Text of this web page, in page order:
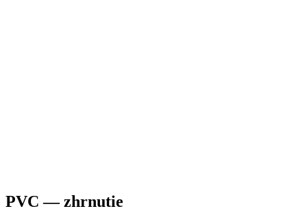
PVC — zhrnutie